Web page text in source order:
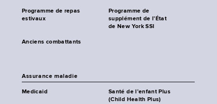
Programme de repas
estivaux
Programme de
supplément de l’État
de New York SSI
Anciens combattants
Assurance maladie
Medicaid
Santé de l’enfant Plus
(Child Health Plus)